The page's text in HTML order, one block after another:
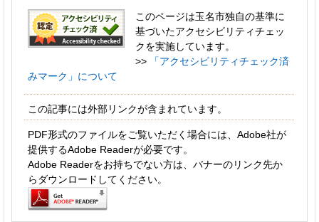
このページは玉名市独自の基準に
基づいたアクセシビリティチェッ
クを実施しています。
>>
「アクセシビリティチェック済
みマーク」について
この記事には外部リンクが含まれています。
PDF形式のファイルをご覧いただく場合には、Adobe社が
提供するAdobe Readerが必要です。
Adobe Readerをお持ちでない方は、バナーのリンク先か
らダウンロードしてください。